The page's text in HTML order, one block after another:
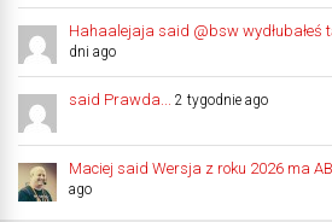
Hahaalejaja said @bsw wydłubałeś
dni ago
said Prawda... 2 tygodnie ago
Maciej said Wersja z roku 2026 ma
ago